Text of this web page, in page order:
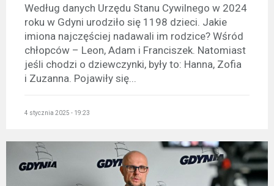
Według danych Urzędu Stanu Cywilnego w 2024
roku w Gdyni urodziło się 1198 dzieci. Jakie
imiona najczęściej nadawali im rodzice? Wśród
chłopców – Leon, Adam i Franciszek. Natomiast
jeśli chodzi o dziewczynki, były to: Hanna, Zofia
i Zuzanna. Pojawiły się...
4 stycznia 2025 - 19:23